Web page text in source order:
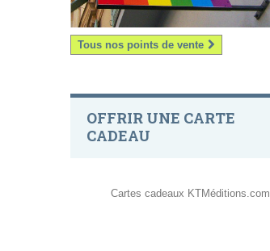
Tous nos points de vente
OFFRIR UNE CARTE
CADEAU
Cartes cadeaux KTMéditions.com